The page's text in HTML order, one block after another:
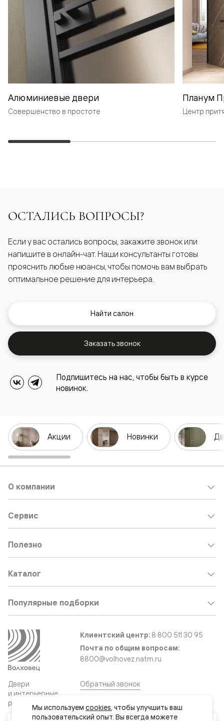
Алюминиевые двери
Совершенство в простоте
Планум
Центр
ОСТАЛИСЬ ВОПРОСЫ?
Если у вас остались вопросы, закажите звонок или
напишите в онлайн-чат. Наши консультанты готовы
прояснить любые нюансы, чтобы помочь вам выбрать
оптимальное решение для интерьера.
Найти салон
Заказать звонок
Подпишитесь на нас, чтобы быть в курсе
новинок.
Акции Новинки
Двери
и интерьерные
решения
О компании
Сервис
Полезно
Каталог
Популярные подборки
Клиентский центр: 8 800 511 30 95
Почта по общим вопросам:
8800@volhovez.natm.ru
Обратный звонок
Мы используем cookies, чтобы улучшить ваш
пользовательский опыт. Вы всегда можете